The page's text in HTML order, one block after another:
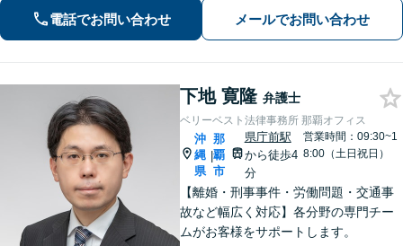
く、丁寧なヒアリングで皆様のお気持
ちに寄り添います。
電話でお問い合わせ メールでお問い合わせ
下地 寛隆 弁護士
ベリーベスト法律事務所 那覇オフィス
沖
縄
県
|
那
覇
市
県庁前駅
から徒歩4
分
営業時間：09:30~1
8:00（土日祝日）
【離婚・刑事事件・労働問題・交通事
故など幅広く対応】各分野の専門チー
ムがお客様をサポートします。